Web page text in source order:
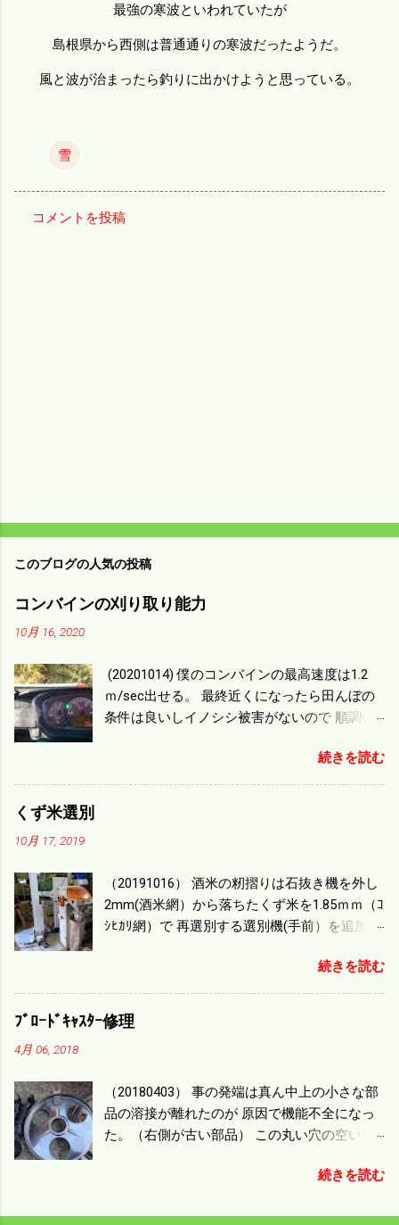
最強の寒波といわれていたが
島根県から西側は普通通りの寒波だったようだ。
風と波が治まったら釣りに出かけようと思っている。
雪
コメントを投稿
このブログの人気の投稿
コンバインの刈り取り能力
10月 16, 2020
(20201014) 僕のコンバインの最高速度は1.2
ｍ/sec出せる。 最終近くになったら田んぼの
条件は良いしイノシシ被害がないので 順調に
ｍ/min、4.32ｋｍ/hrになり 幅は約2ｍだから
0.864/haの作業能力がある。 実際は回転した
機の容量、籾摺りの能力などのバランスの問
題で 今の機種で満足している。 というより買
った時はまだ耕作面積が少なく手が出せ 無か
のがある。キャビン付きだから一度は乗って
みたいと思う。 町内では5条刈りの100㎰で作
業する人がいる。 秋作業は儲かるというのが
続きを読む
くず米選別
10月 17, 2019
（20191016） 酒米の籾摺りは石抜き機を外し
2mm(酒米網）から落ちたくず米を1.85ｍｍ（ｺ
ｼﾋｶﾘ網）で 再選別する選別機(手前）を追加す
ず米より2倍近い値段になる。 後で選別するの
には手間がかかるので 一度に選別するやり方
を随分前からこの方式にした。 今年は酒米30
㎏を40袋したところで未熟が3袋出る。 1.85ｍ
めるほど忙しい。 広島県の作況指数は98だと
いう。 実感としては90が正しいと思うが こん
な年はくず米が多い。 食協という米を扱う会
と8月の酷暑、あげくウンカの被害と トリプル
続きを読む
ﾌﾞﾛｰﾄﾞｷｬｽﾀｰ修理
4月 06, 2018
（20180403） 事の発端は真ん中上の小さな部
品の溶接が離れたのが 原因で機能不全になっ
た。（右側が古い部品） この丸い穴の空いた
下を調整するシャッターになっている。 シャ
は全く使えなくなった。 部品のステンレスの
続きを読む